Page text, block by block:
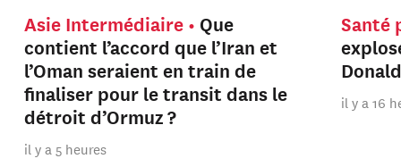
Asie Intermédiaire
Que
contient l’accord que l’Iran et
l’Oman seraient en train de
finaliser pour le transit dans le
détroit d’Ormuz ?
il y a 5 heures
Santé
il y a 16